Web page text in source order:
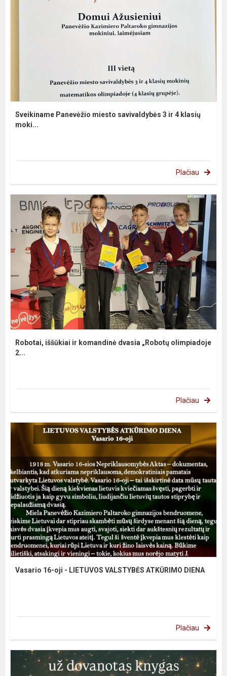
Sveikiname Panevėžio miesto savivaldybės 3 ir 4 klasių
moki...
Plačiau
Robotai, iššūkiai ir komandinė dvasia „Robotų olimpiadoje
2...
Plačiau
Vasario 16-oji - LIETUVOS VALSTYBĖS ATKŪRIMO DIENA
Plačiau